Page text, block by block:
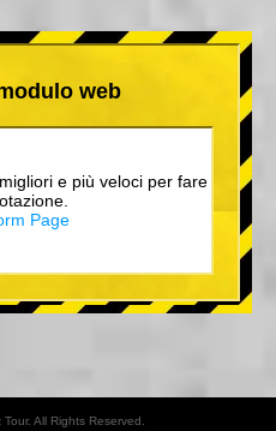
web
e più veloci per fare
Page
All Rights Reserved.